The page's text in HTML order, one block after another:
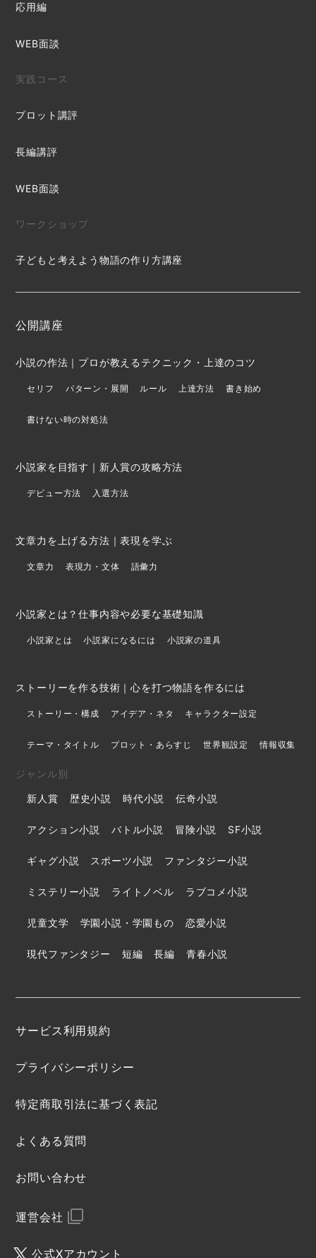
応用編
WEB面談
実践コース
プロット講評
長編講評
WEB面談
ワークショップ
子どもと考えよう物語の作り方講座
公開講座
小説の作法｜プロが教えるテクニック・上達のコツ
セリフ パターン・展開 ルール 上達方法 書き始め
書けない時の対処法
小説家を目指す｜新人賞の攻略方法
デビュー方法 入選方法
文章力を上げる方法｜表現を学ぶ
文章力 表現力・文体 語彙力
小説家とは？仕事内容や必要な基礎知識
小説家とは 小説家になるには 小説家の道具
ストーリーを作る技術｜心を打つ物語を作るには
ストーリー・構成 アイデア・ネタ キャラクター設定
テーマ・タイトル プロット・あらすじ 世界観設定 情報収集
ジャンル別
新人賞 歴史小説 時代小説 伝奇小説
アクション小説 バトル小説 冒険小説 SF小説
ギャグ小説 スポーツ小説 ファンタジー小説
ミステリー小説 ライトノベル ラブコメ小説
児童文学 学園小説・学園もの 恋愛小説
現代ファンタジー 短編 長編 青春小説
サービス利用規約
プライバシーポリシー
特定商取引法に基づく表記
よくある質問
お問い合わせ
運営会社
公式Xアカウント